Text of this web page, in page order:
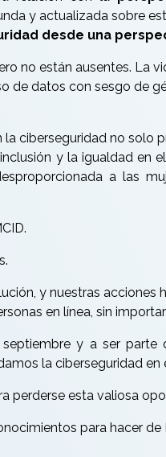
y actualizada sobre
desde una
no están ausentes. La
de datos con sesgo de
ciberseguridad no solo
y la igualdad en
a las
y nuestras acciones
en línea, sin
y a ser parte
la ciberseguridad en
perderse esta valiosa
para hacer